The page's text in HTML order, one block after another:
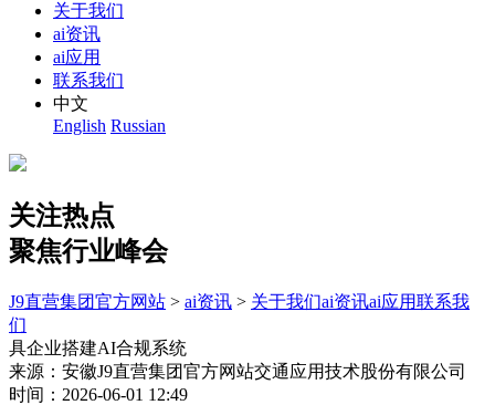
关于我们
ai资讯
ai应用
联系我们
中文
English Russian
关注热点
聚焦行业峰会
J9直营集团官方网站 > ai资讯 > 关于我们ai资讯ai应用联系我
们
具企业搭建AI合规系统
来源：安徽J9直营集团官方网站交通应用技术股份有限公司
时间：2026-06-01 12:49